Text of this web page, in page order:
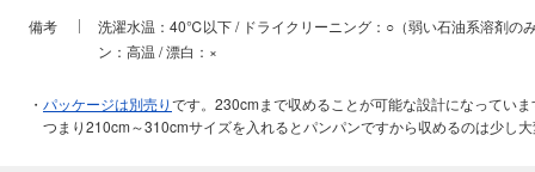
備考
洗濯水温：40℃以下 / ドライクリーニング：○（弱い石油系溶剤の
ン：高温 / 漂白：×
パッケージは別売りです。230cmまで収めることが可能な設計になってい
つまり210cm～310cmサイズを入れるとパンパンですから収めるのは少し